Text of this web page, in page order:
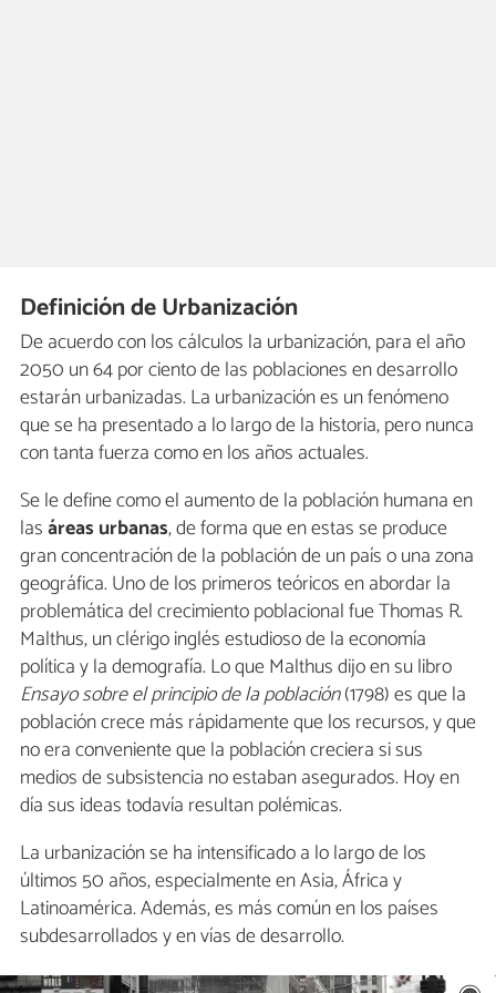
Definición de Urbanización
De acuerdo con los cálculos la urbanización, para el año
2050 un 64 por ciento de las poblaciones en desarrollo
estarán urbanizadas. La urbanización es un fenómeno
que se ha presentado a lo largo de la historia, pero nunca
con tanta fuerza como en los años actuales.
Se le define como el aumento de la población humana en
lasáreas urbanas, de forma que en estas se produce
gran concentración de la población de un país o una zona
geográfica. Uno de los primeros teóricos en abordar la
problemática del crecimiento poblacional fue Thomas R.
Malthus, un clérigo inglés estudioso de la economía
política y la demografía. Lo que Malthus dijo en su libro
Ensayo sobre el principio de la población(1798) es que la
población crece más rápidamente que los recursos, y que
no era conveniente que la población creciera si sus
medios de subsistencia no estaban asegurados. Hoy en
día sus ideas todavía resultan polémicas.
La urbanización se ha intensificado a lo largo de los
últimos 50 años, especialmente en Asia, África y
Latinoamérica. Además, es más común en los países
subdesarrollados y en vías de desarrollo.